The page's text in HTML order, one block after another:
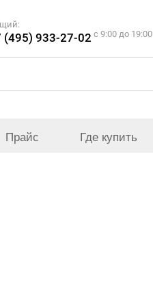
(495) 933-27-02 c 9:00 до 19:00
Прайс Где купить